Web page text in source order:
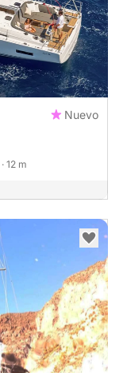
Nuevo
· 12 m